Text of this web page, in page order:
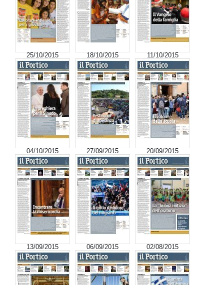
25/10/2015 18/10/2015 11/10/2015
04/10/2015 27/09/2015 20/09/2015
13/09/2015 06/09/2015 02/08/2015